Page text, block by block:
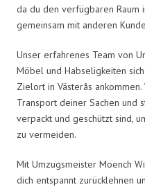
da du den verfügbaren Raum
gemeinsam mit anderen
Unser erfahrenes Team von
Möbel und Habseligkeiten
Zielort in Västerås
Transport deiner Sachen und
verpackt und geschützt sind,
zu vermeiden.
Mit Umzugsmeister Moench
dich entspannt zurücklehnen